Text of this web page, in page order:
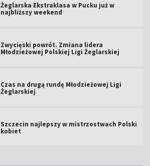
Żeglarska Ekstraklasa w Pucku już w
najbliższy weekend
Zwycięski powrót. Zmiana lidera
Młodzieżowej Polskiej Ligi Żeglarskiej
Czas na drugą rundę Młodzieżowej Ligi
Żeglarskiej
Szczecin najlepszy w mistrzostwach Polski
kobiet